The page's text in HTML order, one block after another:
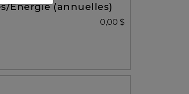
Énergie (annuelles)
0,00 $